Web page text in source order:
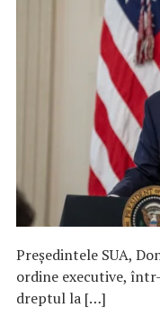
Preşedintele SUA,
ordine executive,
dreptul la […]